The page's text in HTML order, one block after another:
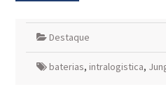
Destaque
baterias, intralogistica,